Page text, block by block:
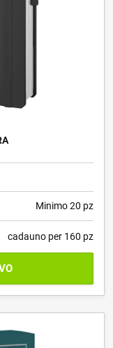
Minimo 20 pz
cadauno per 160 pz